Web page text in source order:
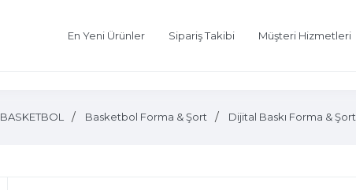
En Yeni Ürünler Sipariş Takibi Müşteri Hizmetleri
BASKETBOL Basketbol Forma & Şort Dijital Baskı Forma & Şort